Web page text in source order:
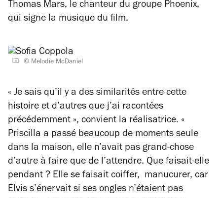
Thomas Mars, le chanteur du groupe Phoenix,
qui signe la musique du film.
© Melodie McDaniel
« Je sais qu’il y a des similarités entre cette
histoire et d’autres que j’ai racontées
précédemment », convient la réalisatrice. «
Priscilla a passé beaucoup de moments seule
dans la maison, elle n’avait pas grand-chose
d’autre à faire que de l’attendre. Que faisait-elle
pendant ? Elle se faisait coiffer, manucurer, car
Elvis s’énervait si ses ongles n’étaient pas